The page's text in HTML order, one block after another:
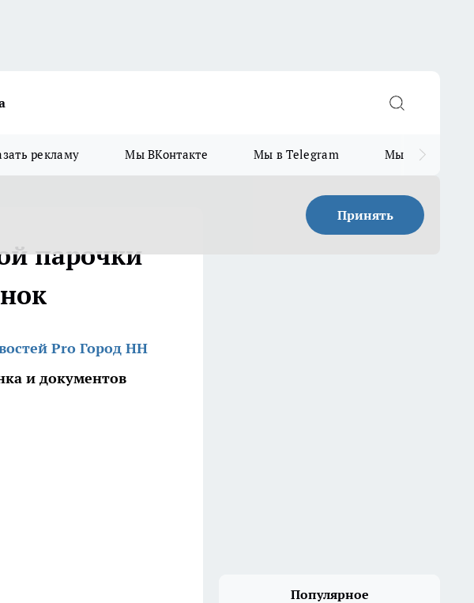
рекламу Мы ВКонтакте Мы в Telegram Мы в MAX
Принять
парочки
Pro Город НН
и документов
Популярное